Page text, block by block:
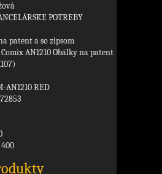
POTREBY
patent a so zipsom
Comix AN1210 Obálky na patent
AN1210 RED
400